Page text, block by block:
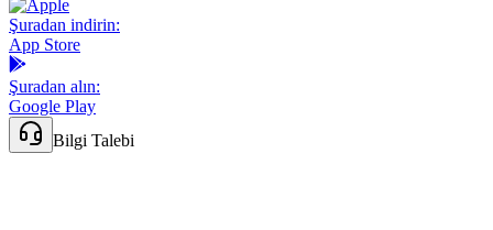
Şuradan indirin:
App Store
Şuradan alın:
Google Play
Bilgi Talebi